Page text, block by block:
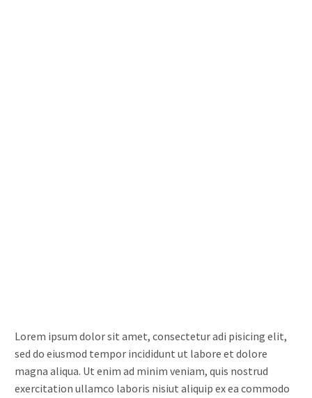
Lorem ipsum dolor sit amet, consectetur adi pisicing elit,
sed do eiusmod tempor incididunt ut labore et dolore
magna aliqua. Ut enim ad minim veniam, quis nostrud
exercitation ullamco laboris nisiut aliquip ex ea commodo